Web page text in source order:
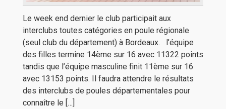
Le week end dernier le club participait aux
interclubs toutes catégories en poule régionale
(seul club du département) à Bordeaux. l’équipe
des filles termine 14ème sur 16 avec 11322 points
tandis que l’équipe masculine finit 11ème sur 16
avec 13153 points. Il faudra attendre le résultats
des interclubs de poules départementales pour
connaître le […]